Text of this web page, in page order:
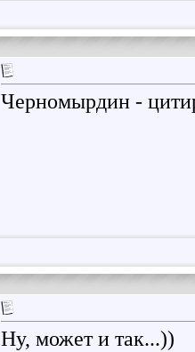
Черномырдин -
Ну, может и так...))